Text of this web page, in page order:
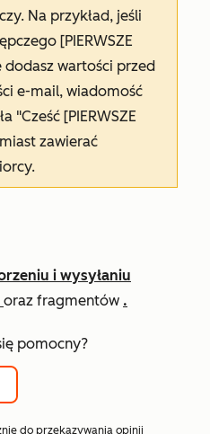
Na przykład, jeśli
[PIERWSZE
dodasz wartości przed
e-mail, wiadomość
"Cześć [PIERWSZE
zawierać
i wysyłaniu
oraz fragmentów .
pomocny?
do przekazywania opinii